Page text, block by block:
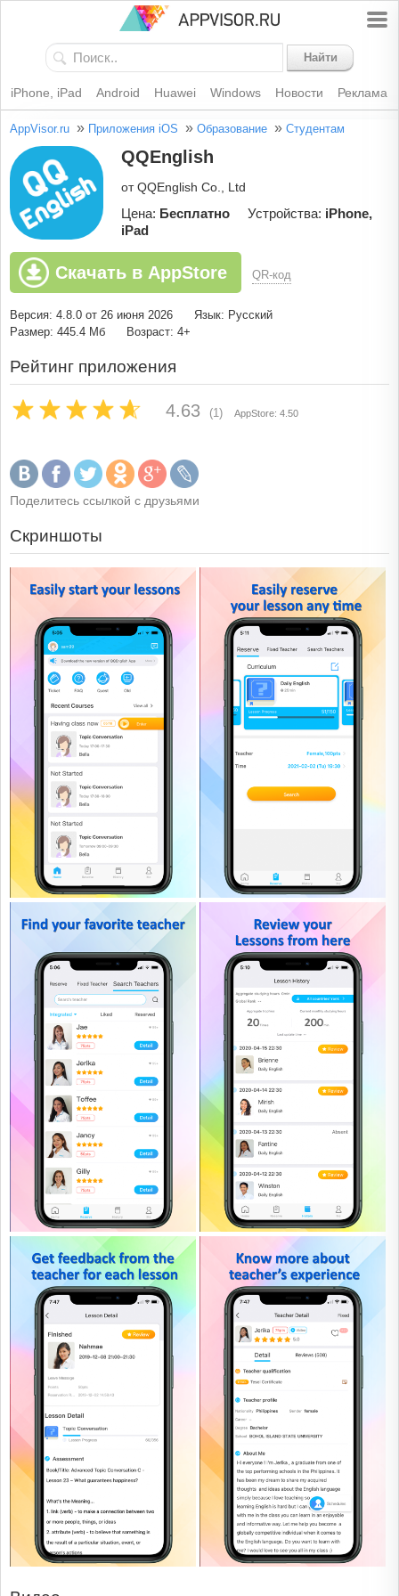
Найти
iPhone, iPad Android Huawei Windows Новости Реклама
AppVisor.ru » Приложения iOS » Образование » Студентам
QQEnglish
от QQEnglish Co., Ltd
Цена: Бесплатно Устройства: iPhone,
iPad
Скачать в AppStore QR-код
Версия: 4.8.0 от 26 июня 2026
Язык: Русский
Размер: 445.4 Мб
Возраст: 4+
Рейтинг приложения
4.63 (1) AppStore: 4.50
Поделитесь ссылкой с друзьями
Скриншоты